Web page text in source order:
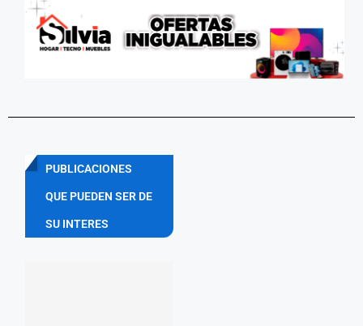
PUBLICACIONES
QUE PUEDEN SER DE
SU INTERES